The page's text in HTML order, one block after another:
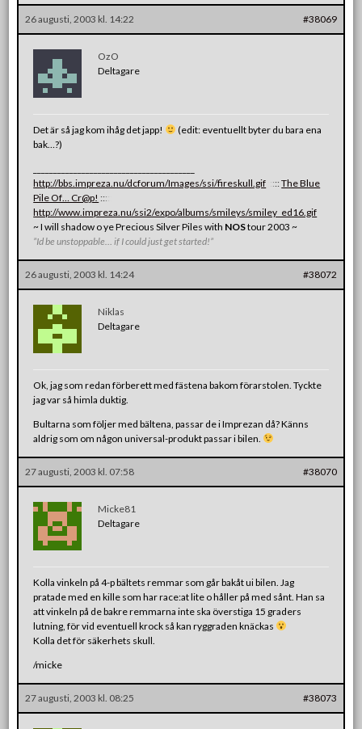
26 augusti, 2003 kl. 14:22 #38069
OzO
Deltagare
Det är så jag kom ihåg det japp!
(edit: eventuellt byter du bara ena
bak…?)
http://bbs.impreza.nu/dcforum/Images/ssi/fireskull.gif ::::The Blue
Pile Of… Cr@p! ::::
http://www.impreza.nu/ssi2/expo/albums/smileys/smiley_ed16.gif
~ I will shadow o ye Precious Silver Piles with NOStour 2003 ~
”Id be unstoppable… if I could just get started!”
26 augusti, 2003 kl. 14:24 #38072
Niklas
Deltagare
Ok, jag som redan förberett med fästena bakom förarstolen. Tyckte
jag var så himla duktig.
Bultarna som följer med bältena, passar de i Imprezan då? Känns
aldrig som om någon universal-produkt passar i bilen.
27 augusti, 2003 kl. 07:58 #38070
Micke81
Deltagare
Kolla vinkeln på 4-p bältets remmar som går bakåt ui bilen. Jag
pratade med en kille som har race:at lite o håller på med sånt. Han sa
att vinkeln på de bakre remmarna inte ska överstiga 15 graders
lutning, för vid eventuell krock så kan ryggraden knäckas
Kolla det för säkerhets skull.
/micke
27 augusti, 2003 kl. 08:25 #38073